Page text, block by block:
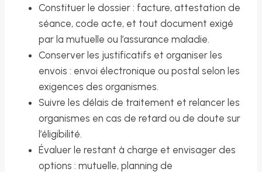
Constituer le dossier : facture, attestation de
séance, code acte, et tout document exigé
par la mutuelle ou l’assurance maladie.
Conserver les justificatifs et organiser les
envois : envoi électronique ou postal selon les
exigences des organismes.
Suivre les délais de traitement et relancer les
organismes en cas de retard ou de doute sur
l’éligibilité.
Évaluer le restant à charge et envisager des
options : mutuelle, planning de